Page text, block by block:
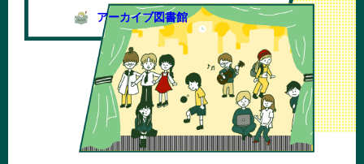
アーカイブ図書館